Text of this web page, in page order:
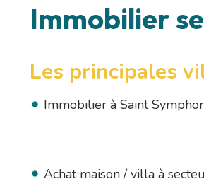
Immobilier
Les principales
Immobilier à Saint
Achat maison / villa à